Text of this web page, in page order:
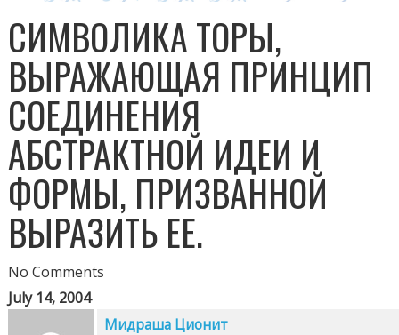
СИМВОЛИКА ТОРЫ,
ВЫРАЖАЮЩАЯ ПРИНЦИП
СОЕДИНЕНИЯ
АБСТРАКТНОЙ ИДЕИ И
ФОРМЫ, ПРИЗВАННОЙ
ВЫРАЗИТЬ ЕЕ.
No Comments
July 14, 2004
Мидраша Ционит